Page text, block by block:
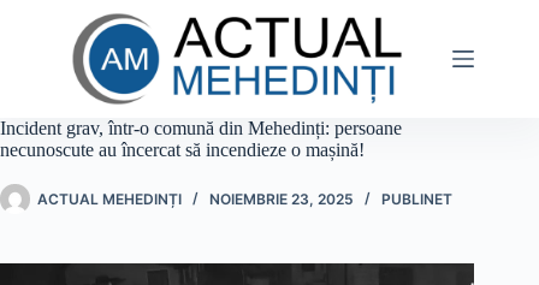
Incident grav, într-o comună din Mehedinți: persoane
necunoscute au încercat să incendieze o mașină!
ACTUAL MEHEDINȚI NOIEMBRIE 23, 2025 PUBLINET